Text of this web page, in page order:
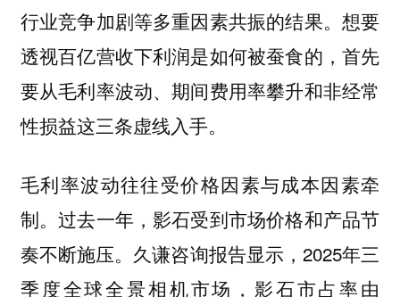
行业竞争加剧等多重因素共振的结果。想要
透视百亿营收下利润是如何被蚕食的，首先
要从毛利率波动、期间费用率攀升和非经常
性损益这三条虚线入手。
毛利率波动往往受价格因素与成本因素牵
制。过去一年，影石受到市场价格和产品节
奏不断施压。久谦咨询报告显示，2025年三
季度全球全景相机市场，影石市占率由